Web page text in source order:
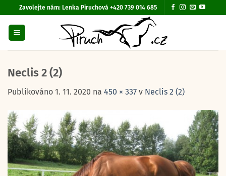
Přeskočit
na
obsah
Zavolejte nám: Lenka Piruchová +420 739 014 685
Neclis 2 (2)
Publikováno 1. 11. 2020 na 450 × 337 v Neclis 2 (2)